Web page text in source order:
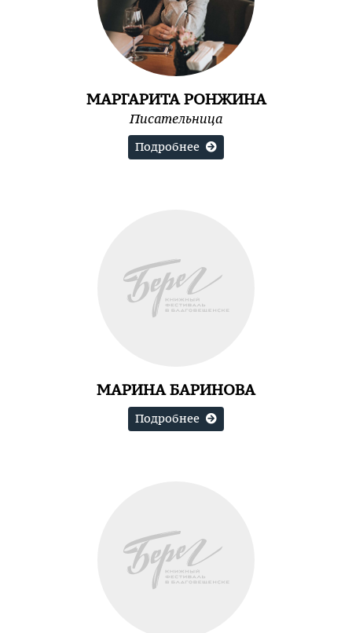
МАРГАРИТА РОНЖИНА
Писательница
Подробнее
МАРИНА БАРИНОВА
Подробнее